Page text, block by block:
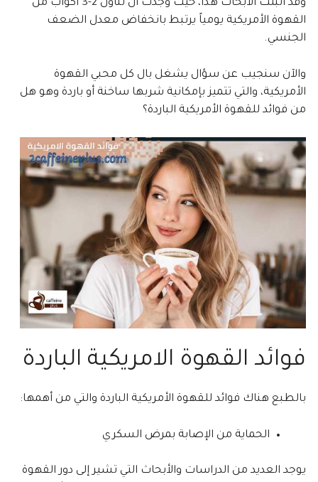
وقد أثبتت الأبحاث هذا، حيث وجدت أن تناول 2-3 أكواب من
القهوة الأمريكية يومياً يرتبط بانخفاض معدل الضعف
الجنسي.
والآن سنجيب عن سؤال يشغل بال كل محبي القهوة
الأمريكية، والتي تتميز بإمكانية شربها ساخنة أو باردة وهو هل
من فوائد للقهوة الأمريكية الباردة؟
فوائد القهوة الامريكية الباردة
بالطبع هناك فوائد للقهوة الأمريكية الباردة والتي من أهمها:
الحماية من الإصابة بمرض السكري
يوجد العديد من الدراسات والأبحاث التي تشير إلى دور القهوة